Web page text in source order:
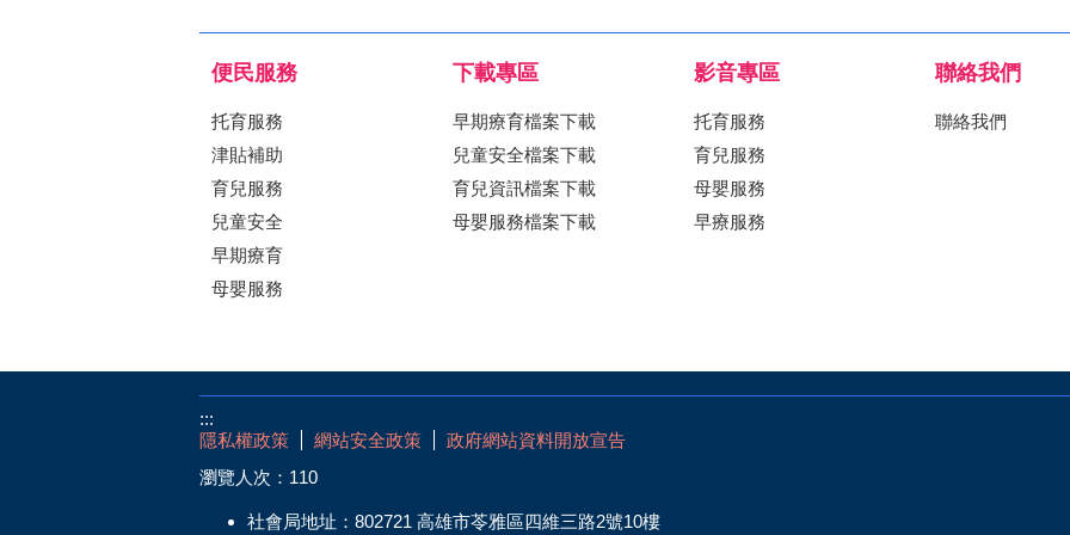
便民服務
托育服務
津貼補助
育兒服務
兒童安全
早期療育
母嬰服務
下載專區
早期療育檔案下載
兒童安全檔案下載
育兒資訊檔案下載
母嬰服務檔案下載
影音專區
托育服務
育兒服務
母嬰服務
早療服務
聯絡我們
聯絡我們
:::
隱私權政策
網站安全政策
政府網站資料開放宣告
瀏覽人次： 110
社會局地址：802721 高雄市苓雅區四維三路2號10樓